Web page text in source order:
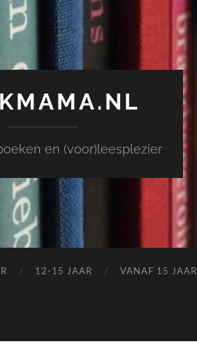
en (voor)leesplezier
12-15 JAAR VANAF 15 JAAR